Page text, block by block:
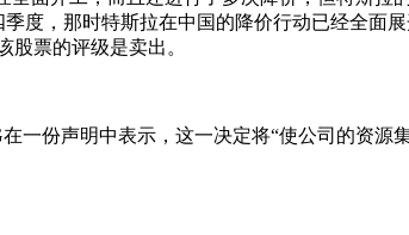
度，那时特斯拉在中国的降价行动已经全面
股票的评级是卖出。
份声明中表示，这一决定将“使公司的资源